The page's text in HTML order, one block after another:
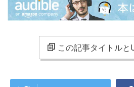
この記事タイトルと